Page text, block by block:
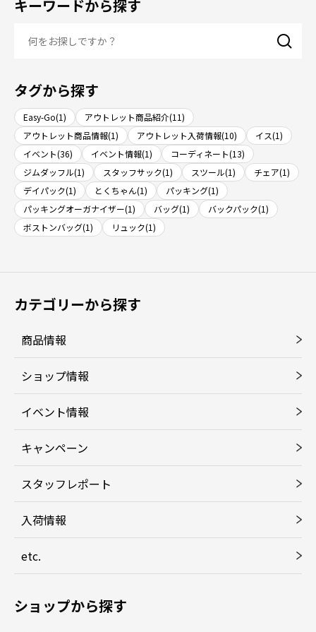
キーワードから探す
タグから探す
Easy-Go(1)
アウトレット商品紹介(11)
アウトレット商品情報(1)
アウトレット入荷情報(10)
イス(1)
イベント(36)
イベント情報(1)
コーディネート(13)
ジムダッフル(1)
スタッフサック(1) スツール(1)
チェア(1)
デイパック(1)
とくちゃん(1)
パッキング(1)
パッキングオーガナイザー(1)
バッグ(1)
バックパック(1)
ボストンバッグ(1)
リュック(1)
カテゴリーから探す
商品情報
ショップ情報
イベント情報
キャンペーン
スタッフレポート
入荷情報
etc.
ショップから探す